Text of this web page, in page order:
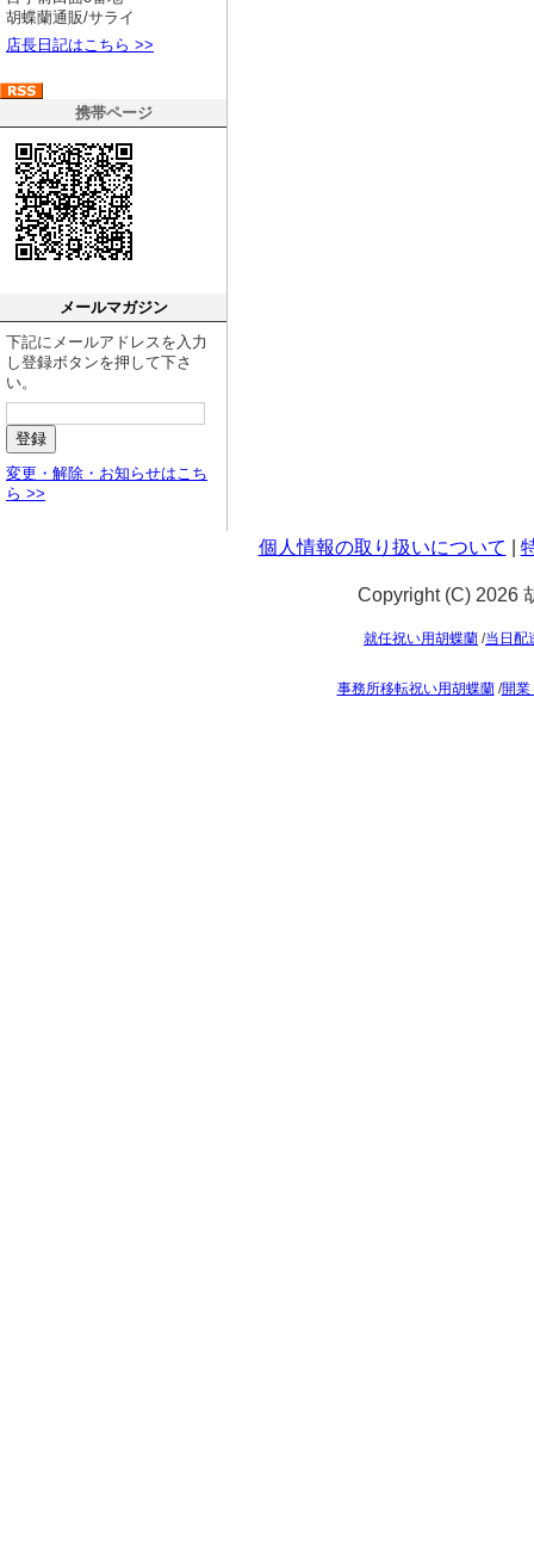
胡蝶蘭通販/サライ
店長日記はこちら >>
携帯ページ
メールマガジン
下記にメールアドレスを入力
し登録ボタンを押して下さ
い。
変更・解除・お知らせはこち
ら >>
個人情報の取り扱いについて
Copyright (C) 2026
就任祝い用胡蝶蘭 /当日配
事務所移転祝い用胡蝶蘭/開業